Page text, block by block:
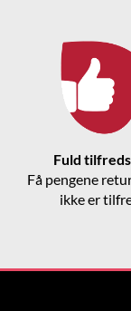
Fuld
Få pengene
ikke er